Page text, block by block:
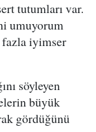
tutumları var.
umuyorum
fazla iyimser
söyleyen
büyük
gördüğünü